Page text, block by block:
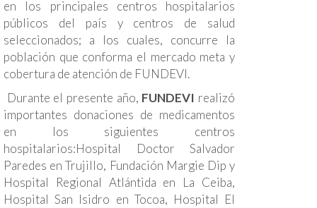
en los principales centros hospitalarios
públicos del país y centros de salud
seleccionados; a los cuales, concurre la
población que conforma el mercado meta y
cobertura de atención de FUNDEVI.
Durante el presente año, FUNDEVI realizó
importantes donaciones de medicamentos
en los siguientes centros
hospitalarios:Hospital Doctor Salvador
Paredes en Trujillo, Fundación Margie Dip y
Hospital Regional Atlántida en La Ceiba,
Hospital San Isidro en Tocoa, Hospital El